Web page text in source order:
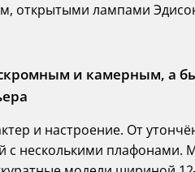
открытыми лампами
и камерным, а
и настроение. От
с несколькими плафонами.